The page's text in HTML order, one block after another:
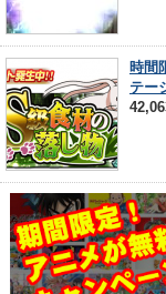
時間
テー